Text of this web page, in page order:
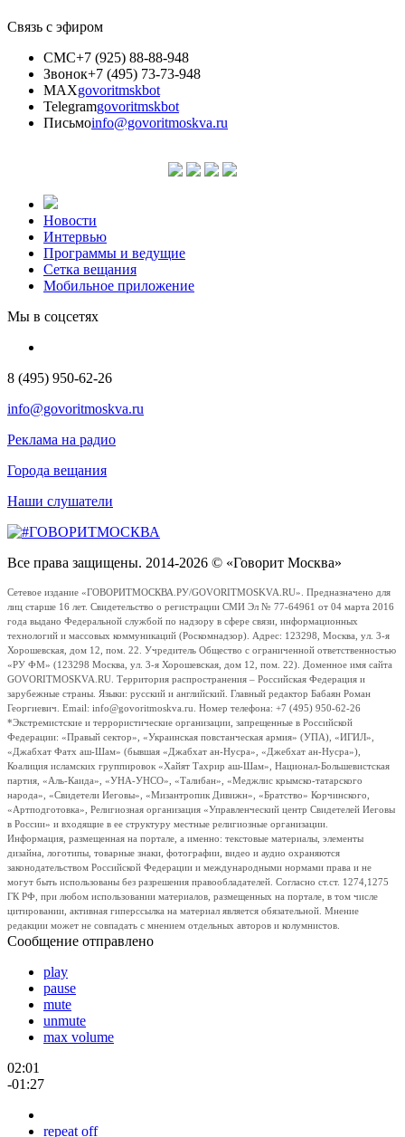
Связь с эфиром
СМС+7 (925) 88-88-948
Звонок+7 (495) 73-73-948
MAXgovoritmskbot
Telegramgovoritmskbot
Письмоinfo@govoritmoskva.ru
Новости
Интервью
Программы и ведущие
Сетка вещания
Мобильное приложение
Мы в соцсетях
8 (495) 950-62-26
info@govoritmoskva.ru
Реклама на радио
Города вещания
Наши слушатели
Все права защищены. 2014-2026 © «Говорит Москва»
Сетевое издание «ГОВОРИТМОСКВА.РУ/GOVORITMOSKVA.RU». Предназначено для
лиц старше 16 лет. Свидетельство о регистрации СМИ Эл № 77-64961 от 04 марта 2016
года выдано Федеральной службой по надзору в сфере связи, информационных
технологий и массовых коммуникаций (Роскомнадзор). Адрес: 123298, Москва, ул. 3-я
Хорошевская, дом 12, пом. 22. Учредитель Общество с ограниченной ответственностью
«РУ ФМ» (123298 Москва, ул. 3-я Хорошевская, дом 12, пом. 22). Доменное имя сайта
GOVORITMOSKVA.RU. Территория распространения – Российская Федерация и
зарубежные страны. Языки: русский и английский. Главный редактор Бабаян Роман
Георгиевич. Email: info@govoritmoskva.ru. Номер телефона: +7 (495) 950-62-26
*Экстремистские и террористические организации, запрещенные в Российской
Федерации: «Правый сектор», «Украинская повстанческая армия» (УПА), «ИГИЛ»,
«Джабхат Фатх аш-Шам» (бывшая «Джабхат ан-Нусра», «Джебхат ан-Нусра»),
Коалиция исламских группировок «Хайят Тахрир аш-Шам», Национал-Большевистская
партия, «Аль-Каида», «УНА-УНСО», «Талибан», «Меджлис крымско-татарского
народа», «Свидетели Иеговы», «Мизантропик Дивижн», «Братство» Корчинского,
«Артподготовка», Религиозная организация «Управленческий центр Свидетелей Иеговы
в России» и входящие в ее структуру местные религиозные организации.
Информация, размещенная на портале, а именно: текстовые материалы, элементы
дизайна, логотипы, товарные знаки, фотографии, видео и аудио охраняются
законодательством Российской Федерации и международными нормами права и не
могут быть использованы без разрешения правообладателей. Согласно ст.ст. 1274,1275
ГК РФ, при любом использовании материалов, размещенных на портале, в том числе
цитировании, активная гиперссылка на материал является обязательной. Мнение
редакции может не совпадать с мнением отдельных авторов и колумнистов.
Сообщение отправлено
play
pause
mute
unmute
max volume
02:01
-01:27
repeat off